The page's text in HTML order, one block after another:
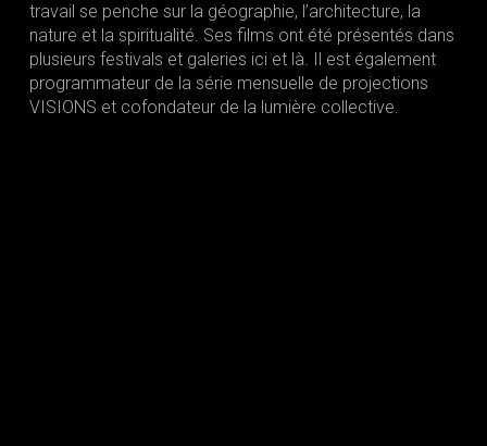
travail se penche sur la géographie, l’architecture, la
nature et la spiritualité. Ses films ont été présentés dans
plusieurs festivals et galeries ici et là. Il est également
programmateur de la série mensuelle de projections
VISIONS et cofondateur de la lumière collective.